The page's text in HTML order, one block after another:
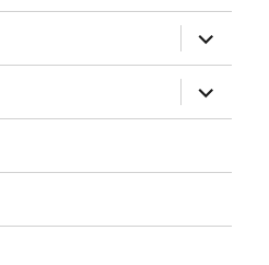
ouvrir
le
sous-
menu
ouvrir
le
sous-